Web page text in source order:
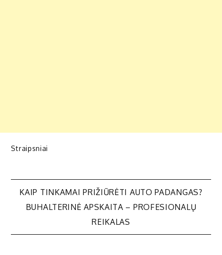
Straipsniai
Navigacija
KAIP TINKAMAI PRIŽIŪRĖTI AUTO PADANGAS?
BUHALTERINĖ APSKAITA – PROFESIONALŲ
REIKALAS